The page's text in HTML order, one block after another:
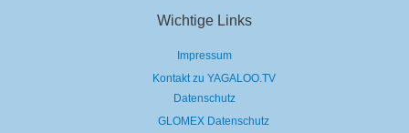
Wichtige Links
Impressum
Kontakt zu YAGALOO.TV
Datenschutz
GLOMEX Datenschutz